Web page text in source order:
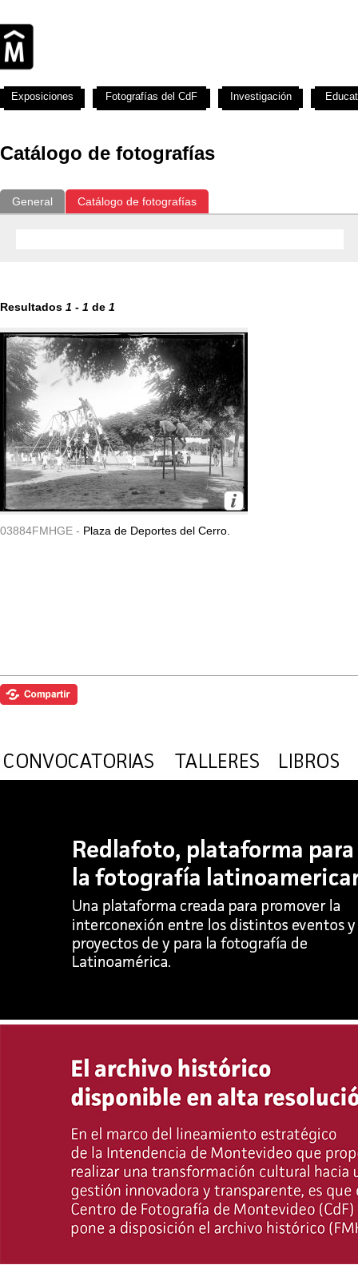
Catálogo de fotografías
General Catálogo de fotografías
Resultados 1 - 1 de 1
03884FMHGE - Plaza de Deportes del Cerro.
Exposiciones Fotografías del CdF Investigación